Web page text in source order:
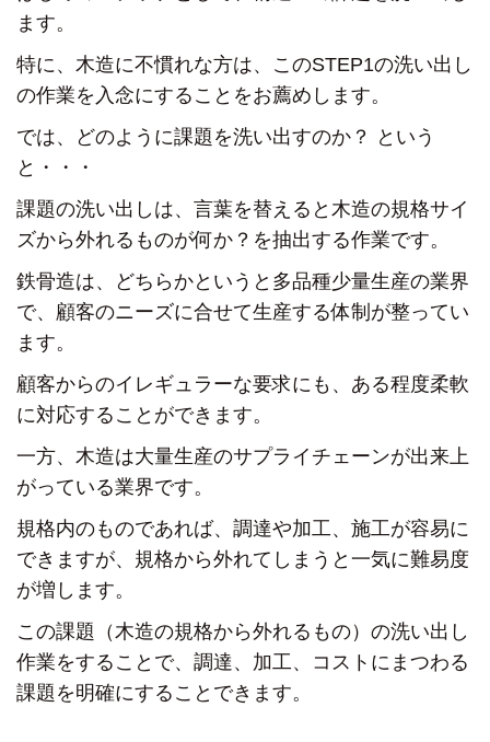
ます。
特に、木造に不慣れな方は、 このSTEP1の洗い出し
の作業を 入念にすることをお薦めします。
では、どのように課題を洗い出すのか？ という
と・・・
課題の洗い出しは、言葉を替えると 木造の規格サイ
ズから外れるものが何か？ を抽出する作業です。
鉄骨造は、どちらかというと多品種少量生産の業界
で、 顧客のニーズに合せて生産する体制が整ってい
ます。
顧客からのイレギュラーな要求にも、 ある程度柔軟
に対応することができます。
一方、木造は大量生産のサプライチェーンが出来上
がっている業界です。
規格内のものであれば、調達や加工、施工が容易に
できますが、 規格から外れてしまうと一気に難易度
が増します。
この課題（木造の規格から外れるもの）の洗い出し
作業をすることで、 調達、加工、コストにまつわる
課題を明確にすることできます。